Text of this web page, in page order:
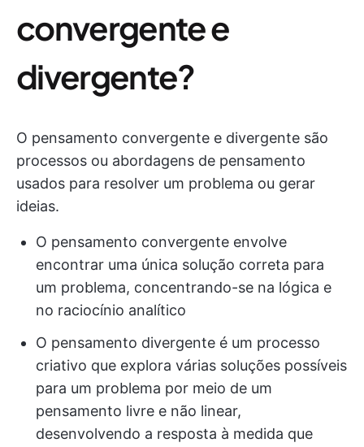
convergente e
divergente?
O pensamento convergente e divergente são
processos ou abordagens de pensamento
usados para resolver um problema ou gerar
ideias.
O pensamento convergente envolve
encontrar uma única solução correta para
um problema, concentrando-se na lógica e
no raciocínio analítico
O pensamento divergente é um processo
criativo que explora várias soluções possíveis
para um problema por meio de um
pensamento livre e não linear,
desenvolvendo a resposta à medida que